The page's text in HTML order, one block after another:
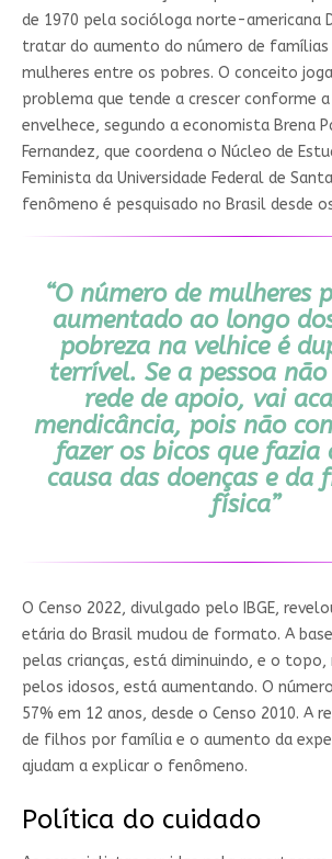
de 1970 pela socióloga norte-americana
tratar do aumento do número de famílias
mulheres entre os pobres. O conceito
problema que tende a crescer conforme
envelhece, segundo a economista Brena
Fernandez, que coordena o Núcleo de
Feminista da Universidade Federal de Santa
fenômeno é pesquisado no Brasil desde
“O número de mulheres
aumentado ao longo
pobreza na velhice é
terrível. Se a pessoa
rede de apoio, vai
mendicância, pois não
fazer os bicos que fazia
causa das doenças e da
física”
O Censo 2022, divulgado pelo IBGE,
etária do Brasil mudou de formato. A
pelas crianças, está diminuindo, e o topo,
pelos idosos, está aumentando. O
57% em 12 anos, desde o Censo 2010. A
de filhos por família e o aumento da
ajudam a explicar o fenômeno.
Política do cuidado